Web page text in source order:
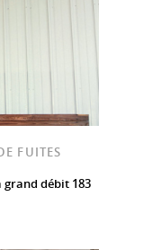
FUITES
grand débit 183